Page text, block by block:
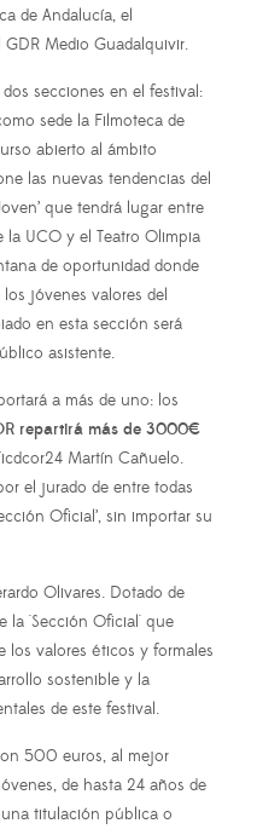
de Andalucía, el
Medio Guadalquivir.
secciones en el festival:
sede la Filmoteca de
abierto al ámbito
las nuevas tendencias del
que tendrá lugar entre
la UCO y el Teatro Olimpia
de oportunidad donde
jóvenes valores del
en esta sección será
asistente.
a más de uno: los
repartirá más de 3000€
Martín Cañuelo.
el jurado de entre todas
Oficial’, sin importar su
Olivares. Dotado de
la 'Sección Oficial' que
los valores éticos y formales
sostenible y la
de este festival.
500 euros, al mejor
de hasta 24 años de
titulación pública o